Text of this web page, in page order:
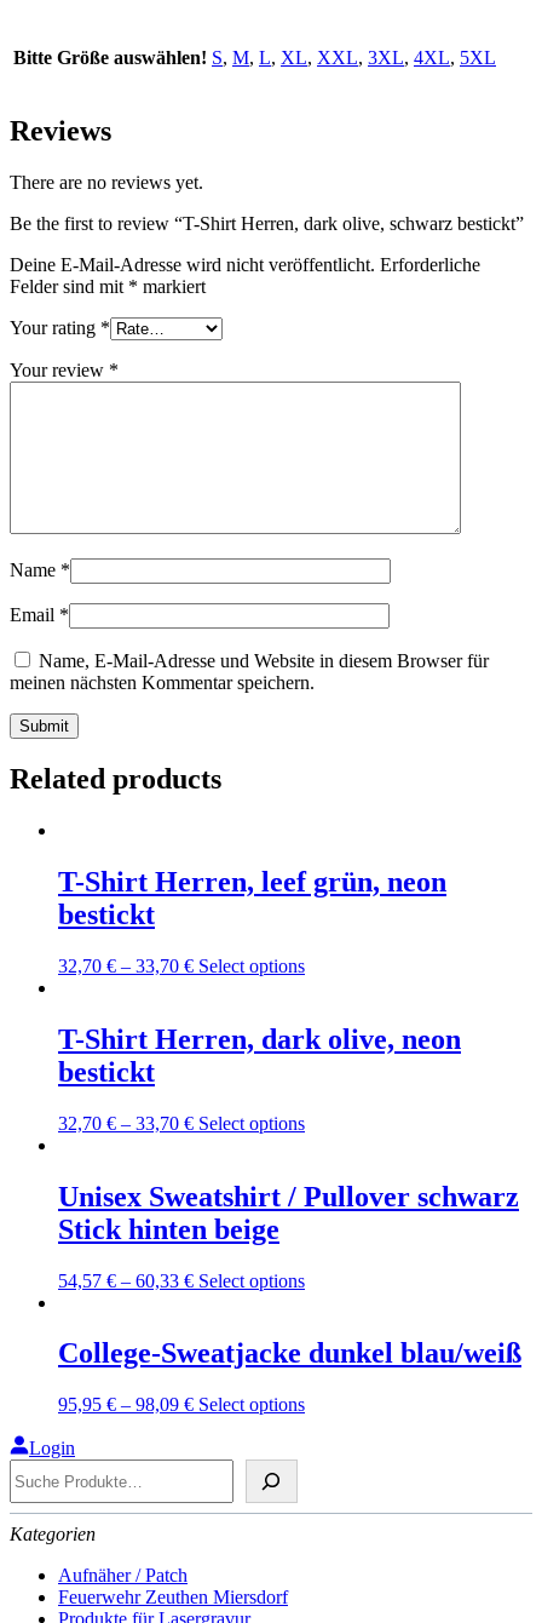
Bitte Größe auswählen! S, M, L, XL, XXL, 3XL, 4XL, 5XL
Reviews
There are no reviews yet.
Be the first to review “T-Shirt Herren, dark olive, schwarz bestickt”
Deine E-Mail-Adresse wird nicht veröffentlicht. Erforderliche
Felder sind mit * markiert
Your rating *
Your review *
Name *
Email *
Name, E-Mail-Adresse und Website in diesem Browser für
meinen nächsten Kommentar speichern.
Related products
T-Shirt Herren, leef grün, neon
bestickt
32,70 € – 33,70 € Select optionsThis
multiple
variants.
may
be
on
the
T-Shirt Herren, dark olive, neon
bestickt
32,70 € – 33,70 € Select optionsThis
multiple
variants.
may
be
on
the
page
Unisex Sweatshirt / Pullover schwarz
Stick hinten beige
54,57 € – 60,33 € Select optionsThis
multiple
variants.
options
the
College-Sweatjacke dunkel blau/weiß
95,95 € – 98,09 € Select optionsThis
The
Login
Kategorien
Aufnäher / Patch
Feuerwehr Zeuthen Miersdorf